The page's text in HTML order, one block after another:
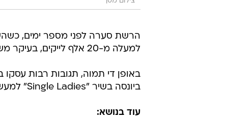
למעלה מ-20 אלף לייקים, בעיקר משום שהולבש על וידאו של רקדניות חביבות משנות השבעים.
באופן די תמוה, תגובות רבות
ביונסה בשיר "Single Ladies" למעשה היתה מועתקת.
עוד בנושא: